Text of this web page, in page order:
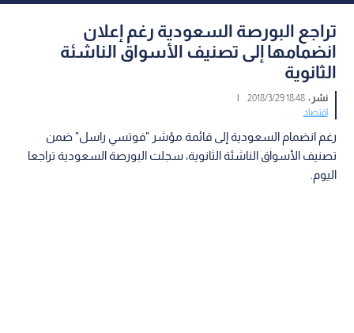
تراجع البورصة السعودية رغم إعلان
انضمامها إلى تصنيف الأسواق الناشئة
الثانوية
نشر :18:48 2018/3/29
|
اقتصاد
رغم انضمام السعودية إلى قائمة مؤشر "فوتسي راسل" ضمن
تصنيف الأسواق الناشئة الثانوية، سجلت البورصة السعودية تراجعا
اليوم.